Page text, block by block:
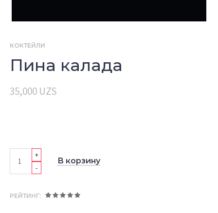
КОКТЕЙЛИ
Пина калада
35,000 UZS
+
-
В корзину
РЕЙТИНГ: